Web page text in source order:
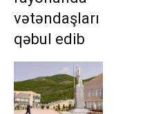
vətəndaşları
qəbul edib